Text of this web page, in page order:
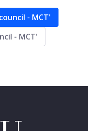
- MCT'
- MCT'